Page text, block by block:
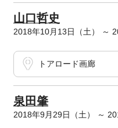
山口哲史
2018年10月13日（土） ～
トアロード画廊
泉田肇
2018年9月29日（土） ～